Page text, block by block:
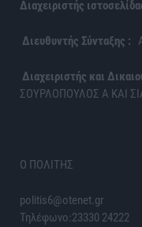
Διαχειριστής
Διευθυντής Σύνταξης :
Διαχειριστής και
ΣΟΥΡΛΟΠΟΥΛΟΣ Α ΚΑΙ
Ο ΠΟΛΙΤΗΣ
politis6@otenet.gr
Τηλέφωνο:23330 24222